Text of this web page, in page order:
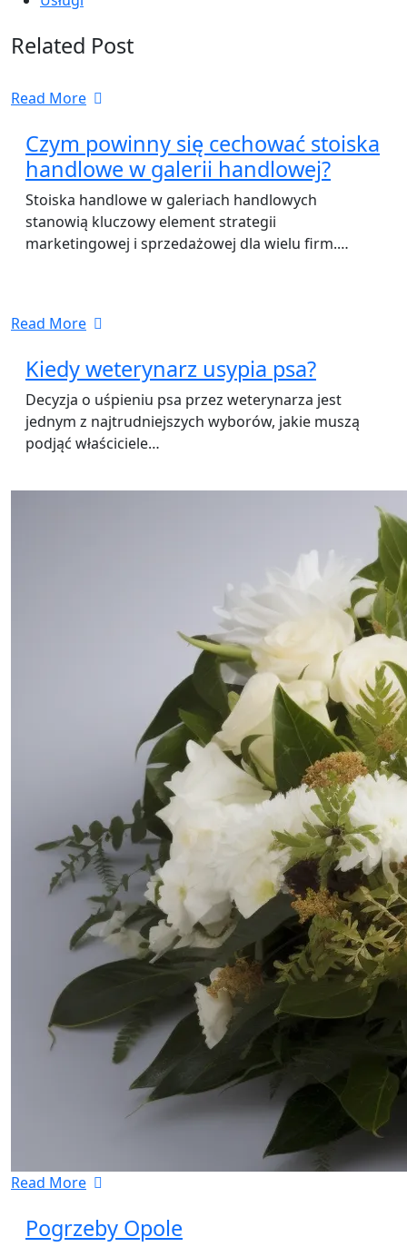
Related Post
Read More
Czym powinny się cechować stoiska
handlowe w galerii handlowej?
Stoiska handlowe w galeriach handlowych
stanowią kluczowy element strategii
marketingowej i sprzedażowej dla wielu firm.…
Read More
Kiedy weterynarz usypia psa?
Decyzja o uśpieniu psa przez weterynarza jest
jednym z najtrudniejszych wyborów, jakie muszą
podjąć właściciele…
Read More
Pogrzeby Opole